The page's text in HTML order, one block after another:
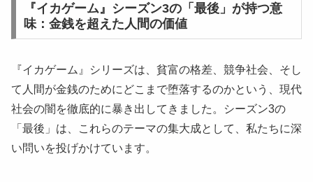
『イカゲーム』シーズン3の「最後」が持つ意
味：金銭を超えた人間の価値
『イカゲーム』シリーズは、貧富の格差、競争社会、そし
て人間が金銭のためにどこまで堕落するのかという、現代
社会の闇を徹底的に暴き出してきました。シーズン3の
「最後」は、これらのテーマの集大成として、私たちに深
い問いを投げかけています。